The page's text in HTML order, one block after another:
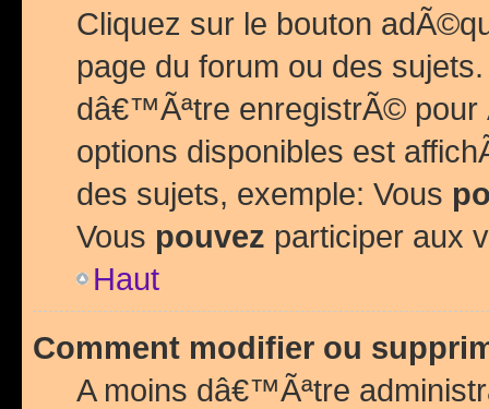
Cliquez sur le bouton
page du forum ou des
dâ€™Ãªtre enregistrÃ©
options disponibles est
des sujets, exemple: Vous
Vous pouvez participer aux
Haut
Comment modifier ou
A moins dâ€™Ãªtre